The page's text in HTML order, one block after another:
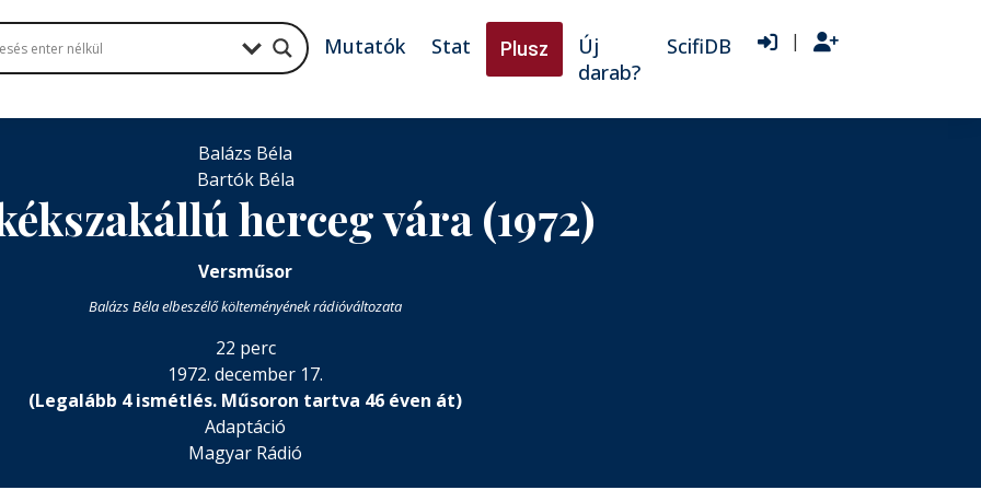
Mutatók Stat Plusz
Új
darab?
ScifiDB |
Balázs Béla
Bartók Béla
herceg vára (1972)
Versműsor
Balázs Béla elbeszélő költeményének rádióváltozata
22 perc
1972. december 17.
(Legalább 4 ismétlés. Műsoron tartva 46 éven át)
Adaptáció
Magyar Rádió